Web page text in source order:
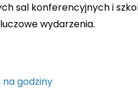
sal konferencyjnych i
wydarzenia.
na godziny